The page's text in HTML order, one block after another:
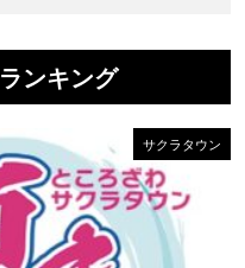
ンキング
サクラタウン